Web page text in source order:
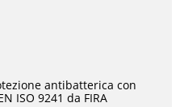
antibatterica con
ISO 9241 da FIRA